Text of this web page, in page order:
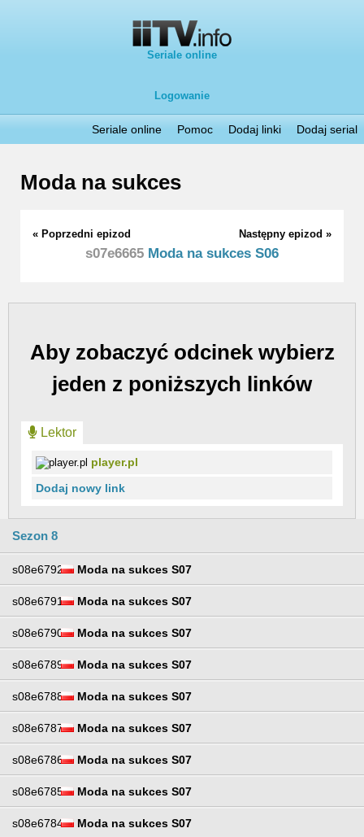
Seriale online
Logowanie
Seriale online Pomoc Dodaj linki Dodaj serial
Moda na sukces
« Poprzedni epizod Następny epizod »
s07e6665 Moda na sukces S06
Aby zobaczyć odcinek wybierz
jeden z poniższych linków
Lektor
player.pl
Dodaj nowy link
Sezon 8
s08e6792 Moda na sukces S07
s08e6791 Moda na sukces S07
s08e6790 Moda na sukces S07
s08e6789 Moda na sukces S07
s08e6788 Moda na sukces S07
s08e6787 Moda na sukces S07
s08e6786 Moda na sukces S07
s08e6785 Moda na sukces S07
s08e6784 Moda na sukces S07